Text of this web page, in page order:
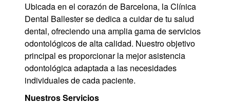
Ubicada en el corazón de Barcelona, la Clínica
Dental Ballester se dedica a cuidar de tu salud
dental, ofreciendo una amplia gama de servicios
odontológicos de alta calidad. Nuestro objetivo
principal es proporcionar la mejor asistencia
odontológica adaptada a las necesidades
individuales de cada paciente.
Nuestros Servicios